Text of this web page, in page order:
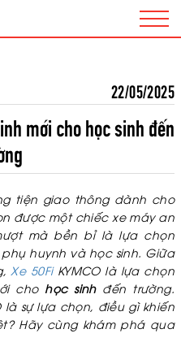
22/05/2025
mới cho học sinh đến
tiện giao thông dành cho
được một chiếc xe máy an
mà bền bỉ là lựa chọn
huynh và học sinh. Giữa
Xe 50FiKYMCO là lựa chọn
cho học sinhđến trường.
là sự lựa chọn, điều gì khiến
Hãy cùng khám phá qua